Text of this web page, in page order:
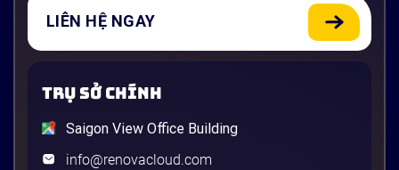
LIÊN HỆ NGAY
TRỤ SỞ CHÍNH
Saigon View Office Building
info@renovacloud.com